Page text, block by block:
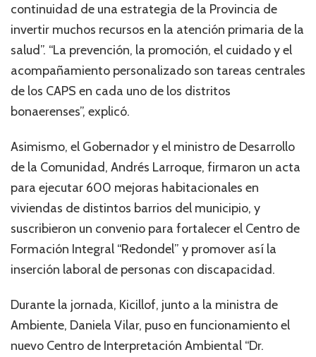
continuidad de una estrategia de la Provincia de
invertir muchos recursos en la atención primaria de la
salud”. “La prevención, la promoción, el cuidado y el
acompañamiento personalizado son tareas centrales
de los CAPS en cada uno de los distritos
bonaerenses”, explicó.
Asimismo, el Gobernador y el ministro de Desarrollo
de la Comunidad, Andrés Larroque, firmaron un acta
para ejecutar 600 mejoras habitacionales en
viviendas de distintos barrios del municipio, y
suscribieron un convenio para fortalecer el Centro de
Formación Integral “Redondel” y promover así la
inserción laboral de personas con discapacidad.
Durante la jornada, Kicillof, junto a la ministra de
Ambiente, Daniela Vilar, puso en funcionamiento el
nuevo Centro de Interpretación Ambiental “Dr.